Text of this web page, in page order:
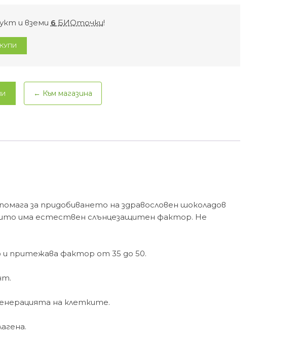
и вземи 6 БИОточки!
КУПИ
← Към магазина
за придобиването на здравословен шоколадов
има естествен слънцезащитен фактор. Не
притежава фактор от 35 до 50.
на клетките.